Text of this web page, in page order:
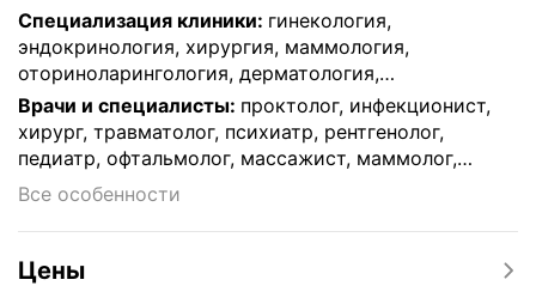
Специализация клиники: гинекология,
эндокринология, хирургия, маммология,
оториноларингология, дерматология,
гастроэнтерология, вакцинация, офтальмология,
педиатрия, стоматология, психология и
психотерапия, кардиология, аллергология,
медицинские справки, наркология, неврология,
нефрология, урология, акушерство, семейная
медицина, диетология, терапевтические услуги
Врачи и специалисты: проктолог, инфекционист,
хирург, травматолог, психиатр, рентгенолог,
педиатр, офтальмолог, массажист, маммолог,
кардиолог, дерматолог, акушер-гинеколог, уролог,
анестезиолог-реаниматолог, нарколог, ревматолог,
эндокринолог, ортопед, психолог,
оториноларинголог, стоматолог, терапевт,
Все особенности
Цены